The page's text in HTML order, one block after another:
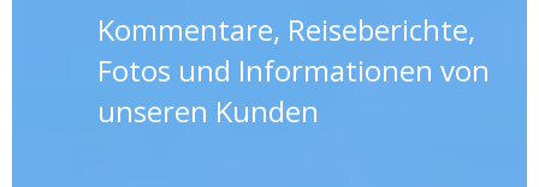
Kommentare, Reiseberichte,
Fotos und Informationen von
unseren Kunden